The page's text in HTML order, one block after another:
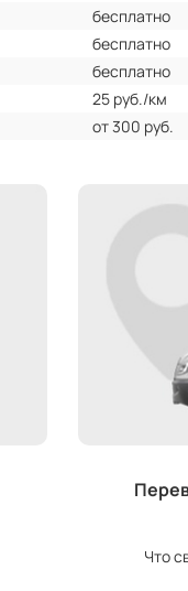
бесплатно
бесплатно
бесплатно
25 руб./км
от 300 руб.
Что